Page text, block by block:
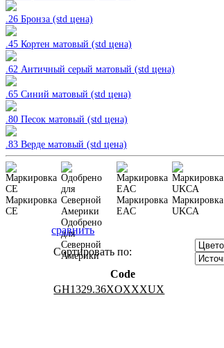
.26 Бронза (std цена)
.45 Кортен матовый (std цена)
.62 Античный серый матовый (std цена)
.65 Синий матовый (std цена)
.80 Песок матовый (std цена)
.83 Верде матовый (std цена)
Маркировка
CE
Одобрено
для
Северной
Америки
Маркировка
EAC
Маркировка
UKCA
сравнить
Сортировать по:
Code
GH1329.36XOXXXUX